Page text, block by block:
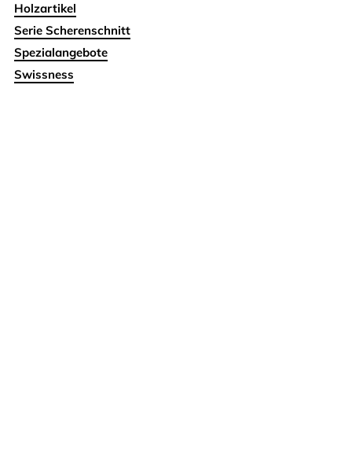
Holzartikel
Serie Scherenschnitt
Spezialangebote
Swissness